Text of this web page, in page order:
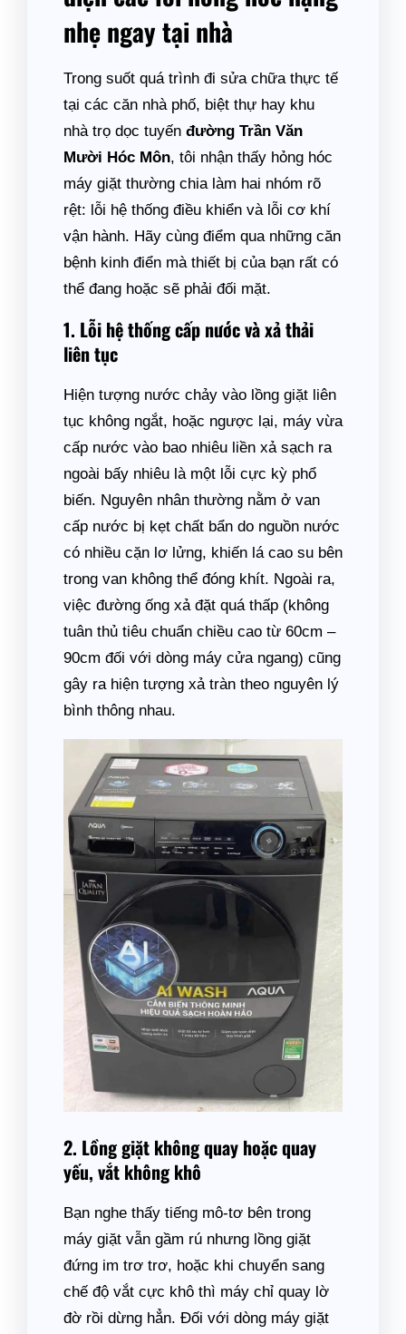
nhẹ ngay tại nhà
Trong suốt quá trình đi sửa chữa thực tế
tại các căn nhà phố, biệt thự hay khu
nhà trọ dọc tuyến đường Trần Văn
Mười Hóc Môn, tôi nhận thấy hỏng hóc
máy giặt thường chia làm hai nhóm rõ
rệt: lỗi hệ thống điều khiển và lỗi cơ khí
vận hành. Hãy cùng điểm qua những căn
bệnh kinh điển mà thiết bị của bạn rất có
thể đang hoặc sẽ phải đối mặt.
1. Lỗi hệ thống cấp nước và xả thải
liên tục
Hiện tượng nước chảy vào lồng giặt liên
tục không ngắt, hoặc ngược lại, máy vừa
cấp nước vào bao nhiêu liền xả sạch ra
ngoài bấy nhiêu là một lỗi cực kỳ phổ
biến. Nguyên nhân thường nằm ở van
cấp nước bị kẹt chất bẩn do nguồn nước
có nhiều cặn lơ lửng, khiến lá cao su bên
trong van không thể đóng khít. Ngoài ra,
việc đường ống xả đặt quá thấp (không
tuân thủ tiêu chuẩn chiều cao từ 60cm –
90cm đối với dòng máy cửa ngang) cũng
gây ra hiện tượng xả tràn theo nguyên lý
bình thông nhau.
2. Lồng giặt không quay hoặc quay
yếu, vắt không khô
Bạn nghe thấy tiếng mô-tơ bên trong
máy giặt vẫn gầm rú nhưng lồng giặt
đứng im trơ trơ, hoặc khi chuyển sang
chế độ vắt cực khô thì máy chỉ quay lờ
đờ rồi dừng hẳn. Đối với dòng máy giặt